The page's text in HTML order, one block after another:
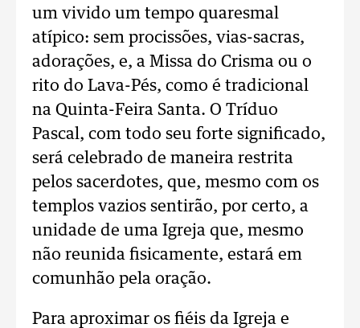
um vivido um tempo quaresmal
atípico: sem procissões, vias-sacras,
adorações, e, a Missa do Crisma ou o
rito do Lava-Pés, como é tradicional
na Quinta-Feira Santa. O Tríduo
Pascal, com todo seu forte significado,
será celebrado de maneira restrita
pelos sacerdotes, que, mesmo com os
templos vazios sentirão, por certo, a
unidade de uma Igreja que, mesmo
não reunida fisicamente, estará em
comunhão pela oração.
Para aproximar os fiéis da Igreja e